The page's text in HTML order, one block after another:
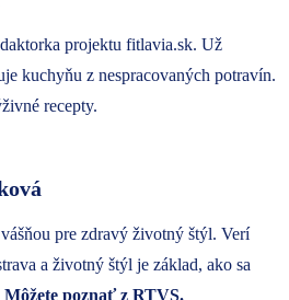
projektu fitlavia.sk. Už
kuchyňu z nespracovaných potravín.
recepty.
pre zdravý životný štýl. Verí
a životný štýl je základ, ako sa
Môžete poznať z RTVS.